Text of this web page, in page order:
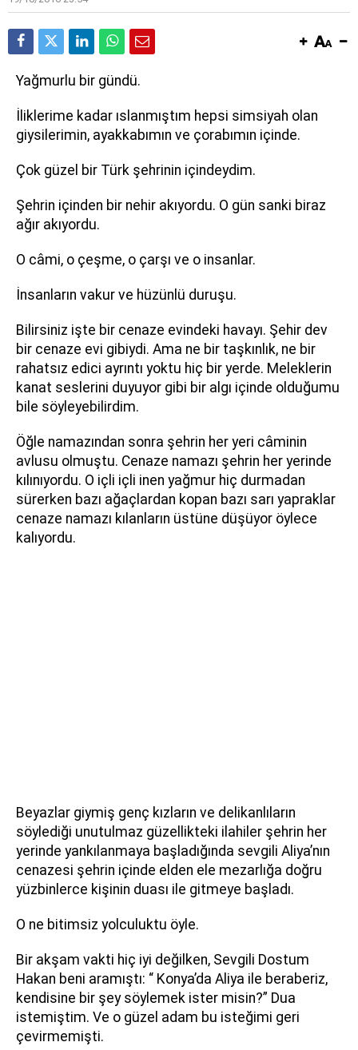
Yağmurlu bir gündü.
İliklerime kadar ıslanmıştım hepsi simsiyah olan
giysilerimin, ayakkabımın ve çorabımın içinde.
Çok güzel bir Türk şehrinin içindeydim.
Şehrin içinden bir nehir akıyordu. O gün sanki biraz
ağır akıyordu.
O câmi, o çeşme, o çarşı ve o insanlar.
İnsanların vakur ve hüzünlü duruşu.
Bilirsiniz işte bir cenaze evindeki havayı. Şehir dev
bir cenaze evi gibiydi. Ama ne bir taşkınlık, ne bir
rahatsız edici ayrıntı yoktu hiç bir yerde. Meleklerin
kanat seslerini duyuyor gibi bir algı içinde olduğumu
bile söyleyebilirdim.
Öğle namazından sonra şehrin her yeri câminin
avlusu olmuştu. Cenaze namazı şehrin her yerinde
kılınıyordu. O içli içli inen yağmur hiç durmadan
sürerken bazı ağaçlardan kopan bazı sarı yapraklar
cenaze namazı kılanların üstüne düşüyor öylece
kalıyordu.
Beyazlar giymiş genç kızların ve delikanlıların
söylediği unutulmaz güzellikteki ilahiler şehrin her
yerinde yankılanmaya başladığında sevgili Aliya’nın
cenazesi şehrin içinde elden ele mezarlığa doğru
yüzbinlerce kişinin duası ile gitmeye başladı.
O ne bitimsiz yolculuktu öyle.
Bir akşam vakti hiç iyi değilken, Sevgili Dostum
Hakan beni aramıştı: “ Konya’da Aliya ile beraberiz,
kendisine bir şey söylemek ister misin?” Dua
istemiştim. Ve o güzel adam bu isteğimi geri
çevirmemişti.